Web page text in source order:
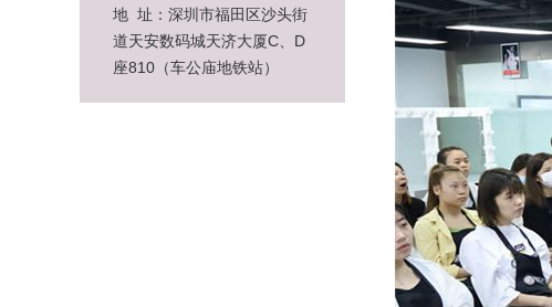
地 址：深圳市福田区沙头街
道天安数码城天济大厦C、D
座810（车公庙地铁站）